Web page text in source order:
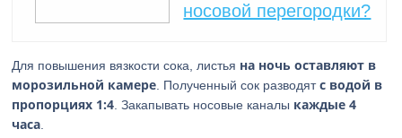
носовой перегородки?
Для повышения вязкости сока, листья на ночь оставляют в
морозильной камере . Полученный сок разводятс водой в
пропорциях 1:4 . Закапывать носовые каналы каждые 4
часа